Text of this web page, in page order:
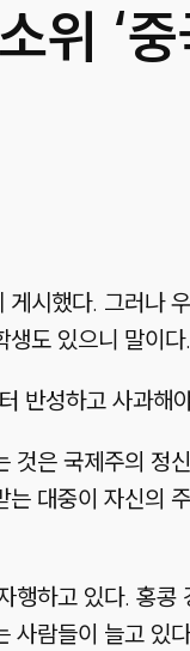
위 ‘
시했다. 그러나
도 있으니 말이다.
반성하고 사과해
것은 국제주의 정
는 대중이 자신의
행하고 있다. 홍콩
사람들이 늘고 있